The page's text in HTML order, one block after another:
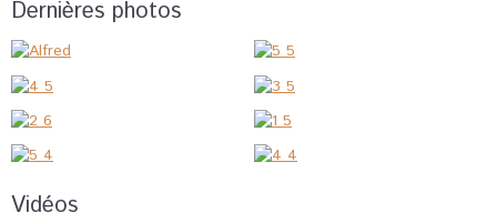
Dernières photos
Vidéos